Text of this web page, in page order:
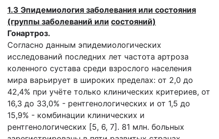
1.3 Эпидемиология заболевания или состояния
(группы заболеваний или состояний)
Гонартроз.
Согласно данным эпидемиологических
исследований последних лет частота артроза
коленного сустава среди взрослого населения
мира варьирует в широких пределах: от 2,0 до
42,4% при учёте только клинических критериев, от
16,3 до 33,0% - рентгенологических и от 1,5 до
15,9% - комбинации клинических и
рентгенологических [5, 6, 7]. 81 млн. больных